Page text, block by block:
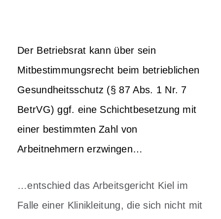
Der Betriebsrat kann über sein
Mitbestimmungsrecht beim betrieblichen
Gesundheitsschutz (§ 87 Abs. 1 Nr. 7
BetrVG) ggf. eine Schichtbesetzung mit
einer bestimmten Zahl von
Arbeitnehmern erzwingen…
…entschied das Arbeitsgericht Kiel im
Falle einer Klinikleitung, die sich nicht mit